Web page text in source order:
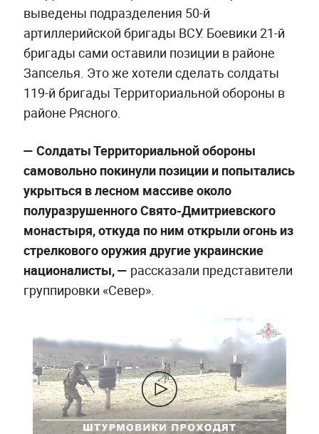
выведены подразделения 50-й
артиллерийской бригады ВСУ. Боевики 21-й
бригады сами оставили позиции в районе
Запселья. Это же хотели сделать солдаты
119-й бригады Территориальной обороны в
районе Рясного.
— Солдаты Территориальной обороны
самовольно покинули позиции и попытались
укрыться в лесном массиве около
полуразрушенного Свято-Дмитриевского
монастыря, откуда по ним открыли огонь из
стрелкового оружия другие украинские
националисты, — рассказали представители
группировки «Север».